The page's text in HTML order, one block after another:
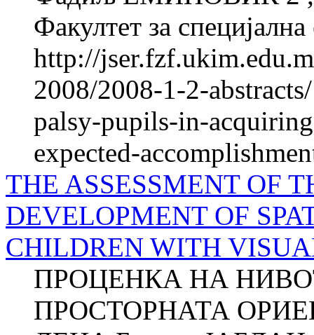
Факултет за
http://
2008/2008-1-2-
palsy-pupils-in-
expected-
THE ASSESSMENT OF
DEVELOPMENT OF
CHILDREN WITH
ПРОЦЕНКА НА
ПРОСТОРНАТА